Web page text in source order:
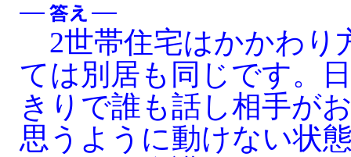
2世帯住宅はかかわり
ては別居も同じです。
きりで誰も話し相手が
思うように動けない状